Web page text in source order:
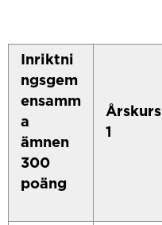
Inriktni
ngsgem
ensamm
a
ämnen
300
poäng
Årskurs
1